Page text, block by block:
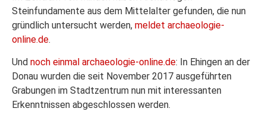
Steinfundamente aus dem Mittelalter gefunden, die nun
gründlich untersucht werden, meldet archaeologie-
online.de.
Und noch einmal archaeologie-online.de: In Ehingen an der
Donau wurden die seit November 2017 ausgeführten
Grabungen im Stadtzentrum nun mit interessanten
Erkenntnissen abgeschlossen werden.